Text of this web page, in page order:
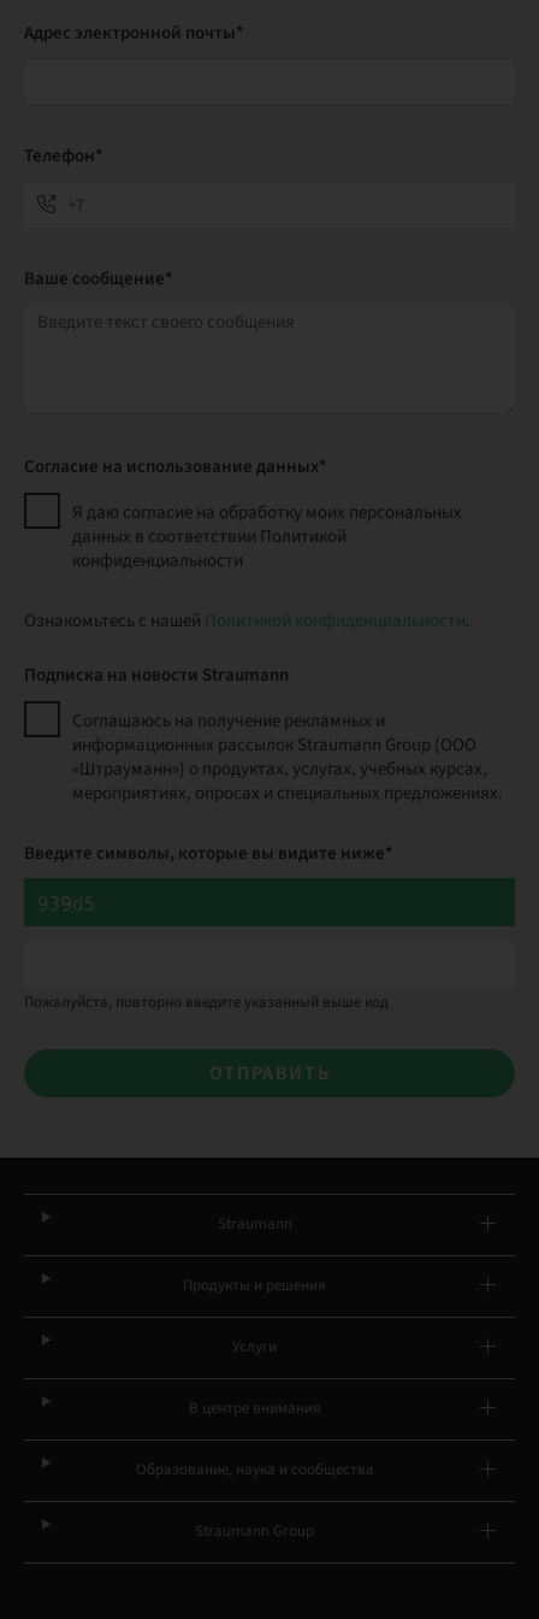
Адрес электронной почты*
Телефон*
Ваше сообщение*
Согласие на использование данных*
Я даю согласие на обработку моих персональных
данных в соответствии Политикой
конфиденциальности
Ознакомьтесь с нашей Политикой конфиденциальности.
Подписка на новости Straumann
Соглашаюсь на получение рекламных и
информационных рассылок Straumann Group (ООО
«Штрауманн») о продуктах, услугах, учебных курсах,
мероприятиях, опросах и специальных предложениях.
Введите символы, которые вы видите ниже*
Пожалуйста, повторно введите указанный выше код
ОТПРАВИТЬ
Straumann
Продукты и решения
Услуги
В центре внимания
Образование, наука и сообщества
Straumann Group